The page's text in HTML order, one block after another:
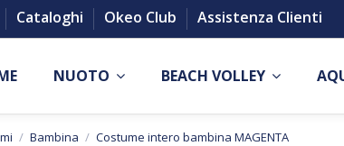
Cataloghi Okeo Club Assistenza Clienti
NUOTO BEACH VOLLEY
Bambina Costume intero bambina MAGENTA